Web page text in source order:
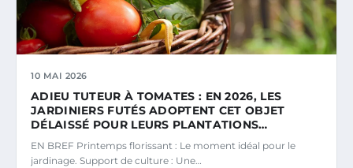
10 MAI 2026
ADIEU TUTEUR À TOMATES : EN 2026, LES
JARDINIERS FUTÉS ADOPTENT CET OBJET
DÉLAISSÉ POUR LEURS PLANTATIONS…
EN BREF Printemps florissant : Le moment idéal pour le
jardinage. Support de culture : Une…